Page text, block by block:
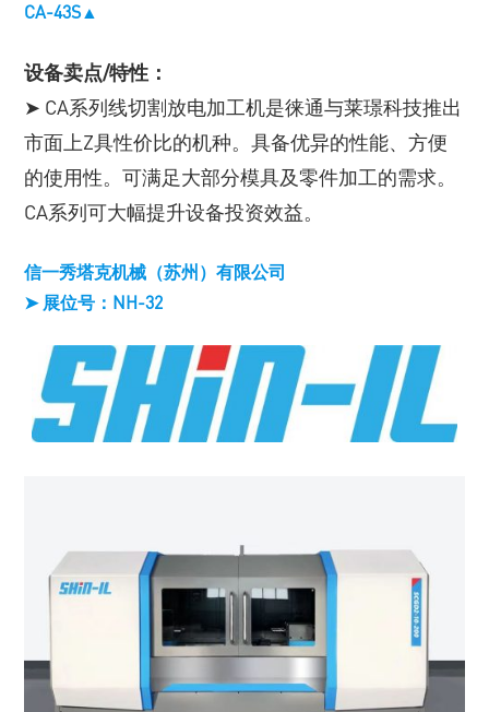
CA-43S▲
设备卖点/特性：
➤ CA系列线切割放电加工机是徕通与莱璟科技推出
市面上Z具性价比的机种。具备优异的性能、方便
的使用性。可满足大部分模具及零件加工的需求。
CA系列可大幅提升设备投资效益。
信一秀塔克机械（苏州）有限公司
➤ 展位号：NH-32